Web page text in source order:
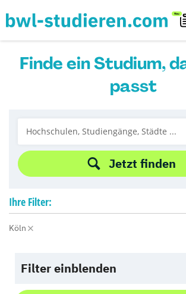
Finde ein Studium,
passt
Jetzt finden
Ihre Filter:
Köln
Filter einblenden